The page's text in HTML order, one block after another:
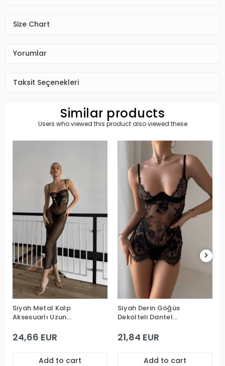
Size Chart
Yorumlar
Taksit Seçenekleri
Similar products
Users who viewed this product also viewed these
Siyah Metal Kalp
Aksesuarlı Uzun
24,66 EUR
Add to cart
Siyah Derin Göğüs
Dekolteli Dantel
21,84 EUR
Add to cart